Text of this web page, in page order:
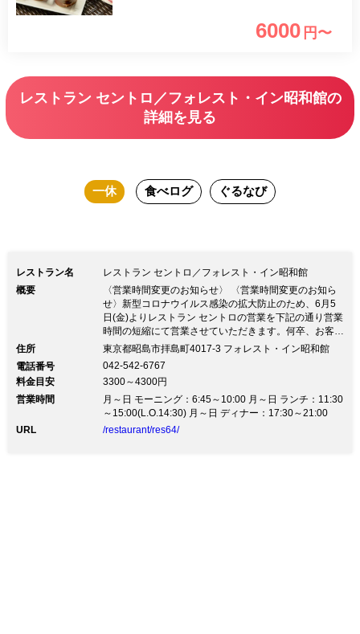
様以上でご希望の場合にはシステムの都
合により、2回に分けてご予約くださ
い。
6000 円〜
レストラン セントロ／フォレスト・イン昭和館の
詳細を見る
一休 食べログ ぐるなび
レストラン名
レストラン セントロ／フォレスト・イン昭和館
概要
〈営業時間変更のお知らせ〉 〈営業時間変更のお知ら
せ〉新型コロナウイルス感染の拡大防止のため、6月5
日(金)よりレストラン セントロの営業を下記の通り営業
時間の短縮にて営業させていただきます。何卒、お客様
のご理解とご協力を賜りますようお願い申し上げます。
ンチ 当面の間休業 ディナー 17：30～21：00(L.O) 店内
とビアガーデンをお選びいただけます。
住所
東京都昭島市拝島町4017-3 フォレスト・イン昭和館
電話番号
042-542-6767
料金目安
3300～4300円
営業時間
月～日 モーニング：6:45～10:00 月～日 ランチ：11:30
～15:00(L.O.14:30) 月～日 ディナー：17:30～21:00
URL
/restaurant/res64/